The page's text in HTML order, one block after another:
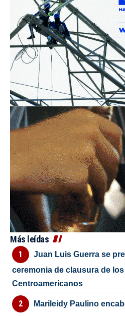
Más leídas
Juan Luis Guerra se
ceremonia de clausura de
Centroamericanos
Marileidy Paulino